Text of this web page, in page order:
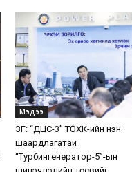
Мэдээ
ЗГ: “ДЦС-3” ТӨХК-ийн нэн
шаардлагатай
“Турбингенератор-5”-ын